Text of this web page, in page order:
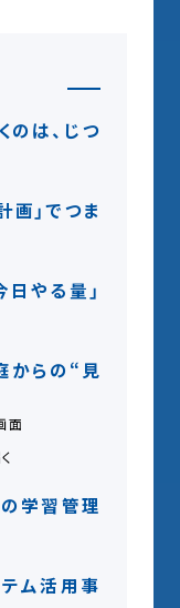
のは、じつ
画」でつま
やる量」
からの“見
面
学習管理
ム活用事